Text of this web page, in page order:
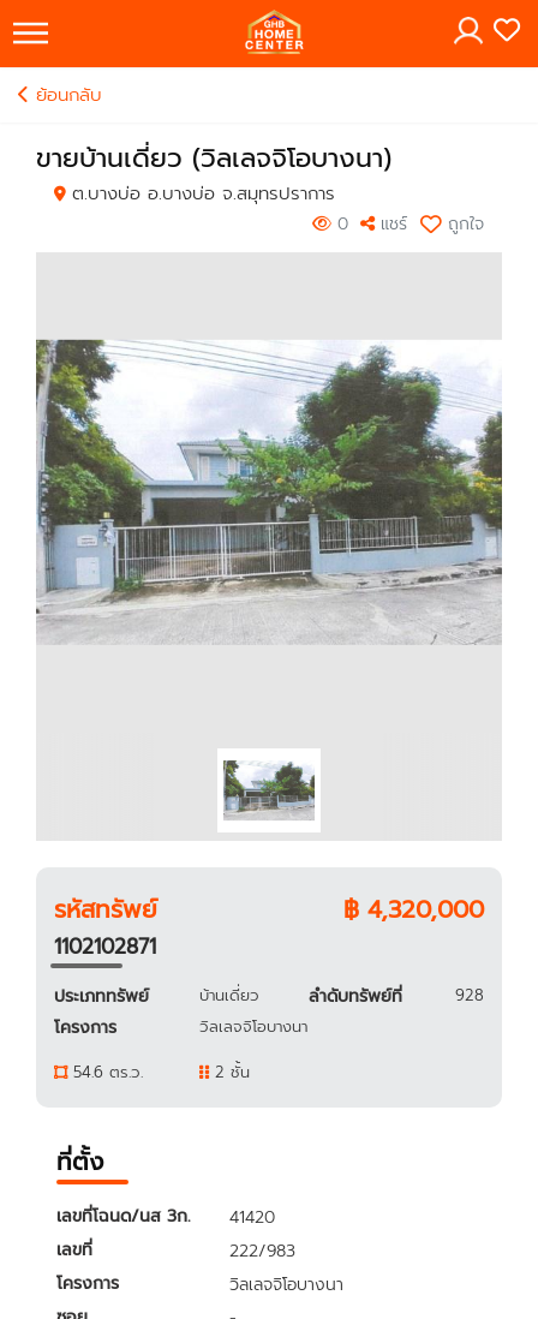
×
ย้อนกลับ
ขายบ้านเดี่ยว (วิลเลจจิโอบางนา)
ต.บางบ่อ อ.บางบ่อ จ.สมุทรปราการ
0 แชร์ ถูกใจ
รหัสทรัพย์
1102102871
฿ 4,320,000
ประเภททรัพย์ บ้านเดี่ยว ลำดับทรัพย์ที่ 928
โครงการ
วิลเลจจิโอบางนา
54.6 ตร.ว.
2 ชั้น
ที่ตั้ง
เลขที่โฉนด/นส 3ก.
41420
เลขที่
222/983
โครงการ
วิลเลจจิโอบางนา